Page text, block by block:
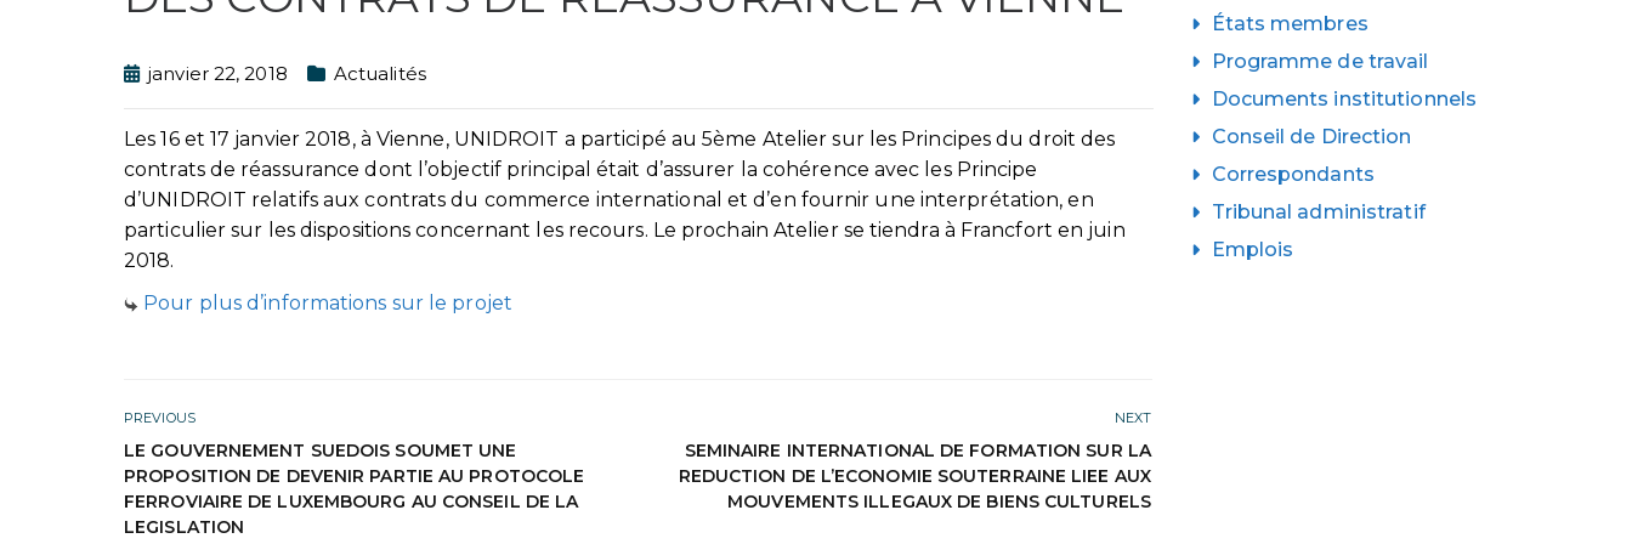
janvier 22, 2018 Actualités
Les 16 et 17 janvier 2018, à Vienne, UNIDROIT a participé au 5ème Atelier sur les Principes du droit des
contrats de réassurance dont l’objectif principal était d’assurer la cohérence avec les Principe
d’UNIDROIT relatifs aux contrats du commerce international et d’en fournir une interprétation, en
particulier sur les dispositions concernant les recours. Le prochain Atelier se tiendra à Francfort en juin
2018.
Pour plus d’informations sur le projet
PREVIOUS
LE GOUVERNEMENT SUEDOIS SOUMET UNE
PROPOSITION DE DEVENIR PARTIE AU PROTOCOLE
FERROVIAIRE DE LUXEMBOURG AU CONSEIL DE LA
LEGISLATION
NEXT
SEMINAIRE INTERNATIONAL DE FORMATION SUR LA
REDUCTION DE L’ECONOMIE SOUTERRAINE LIEE AUX
MOUVEMENTS ILLEGAUX DE BIENS CULTURELS
États membres
Programme de travail
Documents institutionnels
Conseil de Direction
Correspondants
Tribunal administratif
Emplois